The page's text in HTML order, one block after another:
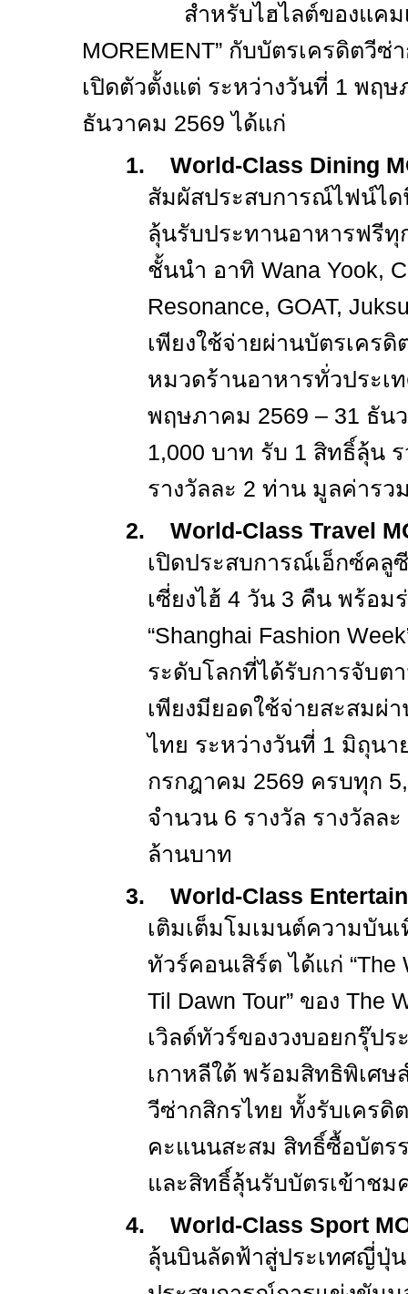
สำหรับไฮไลต์ของแคมเ
MOREMENT” กับบัตรเครดิตวีซ่
เปิดตัวตั้งแต่ ระหว่างวันที่ 1 พฤษ
ธันวาคม 2569 ได้แก่
1.
World-Class Dining
สัมผัสประสบการณ์ไฟน์ได
ลุ้นรับประทานอาหารฟรี
ชั้นนำ อาทิ Wana Yook,
Resonance, GOAT,
เพียงใช้จ่ายผ่านบัตรเคร
หมวดร้านอาหารทั่วประเ
พฤษภาคม 2569 – 31 ธัน
1,000 บาท รับ 1 สิทธิ์ลุ้น
รางวัลละ 2 ท่าน มูลค่ารว
2.
World-Class Travel
เปิดประสบการณ์เอ็กซ์ค
เซี่ยงไฮ้ 4 วัน 3 คืน พร้อม
“Shanghai Fashion
ระดับโลกที่ได้รับการจับต
เพียงมียอดใช้จ่ายสะสมผ่
ไทย ระหว่างวันที่ 1 มิถุน
กรกฎาคม 2569 ครบทุก
จำนวน 6 รางวัล รางวัลละ
ล้านบาท
3.
World-Class
เติมเต็มโมเมนต์ความบัน
ทัวร์คอนเสิร์ต ได้แก่ “The
Til Dawn Tour” ของ The
เวิลด์ทัวร์ของวงบอยกรุ๊ป
เกาหลีใต้ พร้อมสิทธิพิเศ
วีซ่ากสิกรไทย ทั้งรับเครดิ
คะแนนสะสม สิทธิ์ซื้อบัตร
และสิทธิ์ลุ้นรับบัตรเข้าชม
4.
World-Class Sport
ลุ้นบินลัดฟ้าสู่ประเทศญี่ปุ่